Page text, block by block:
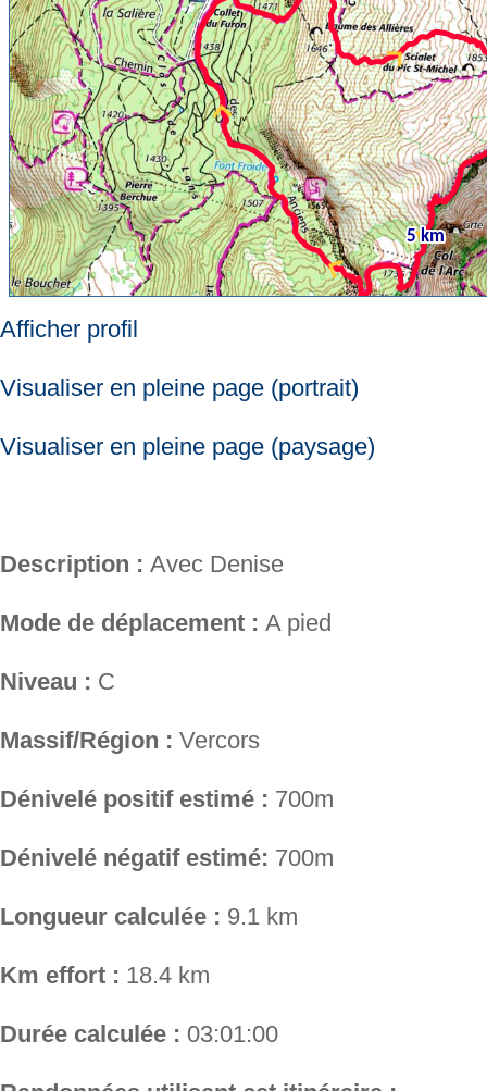
Afficher profil
Visualiser en pleine page (portrait)
Visualiser en pleine page (paysage)
Description : Avec Denise
Mode de déplacement : A pied
Niveau : C
Massif/Région : Vercors
Dénivelé positif estimé : 700m
Dénivelé négatif estimé: 700m
Longueur calculée : 9.1 km
Km effort : 18.4 km
Durée calculée : 03:01:00